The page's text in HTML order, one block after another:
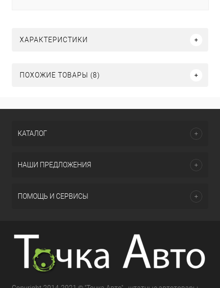
ХАРАКТЕРИСТИКИ
ПОХОЖИЕ ТОВАРЫ (8)
КАТАЛОГ
НАШИ ПРЕДЛОЖЕНИЯ
ПОМОЩЬ И СЕРВИСЫ